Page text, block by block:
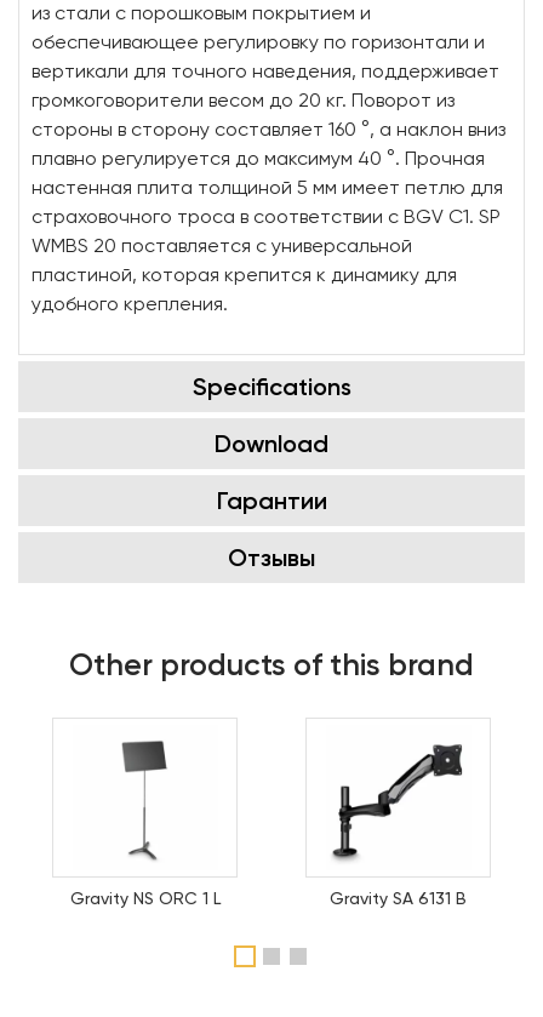
из стали с порошковым покрытием и
обеспечивающее регулировку по горизонтали и
вертикали для точного наведения, поддерживает
громкоговорители весом до 20 кг. Поворот из
стороны в сторону составляет 160 °, а наклон вниз
плавно регулируется до максимум 40 °. Прочная
настенная плита толщиной 5 мм имеет петлю для
страховочного троса в соответствии с BGV C1. SP
WMBS 20 поставляется с универсальной
пластиной, которая крепится к динамику для
удобного крепления.
Specifications
Download
Гарантии
Отзывы
Other products of this brand
Gravity NS ORC 1 L Gravity SA 6131 B